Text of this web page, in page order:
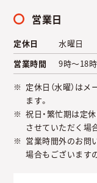
営業日
定休日
水曜日
営業時間
9時～18時
定休日（水曜）は
ます。
祝日・繁忙期は定
させていただく場
営業時間外のお問
場合もございます